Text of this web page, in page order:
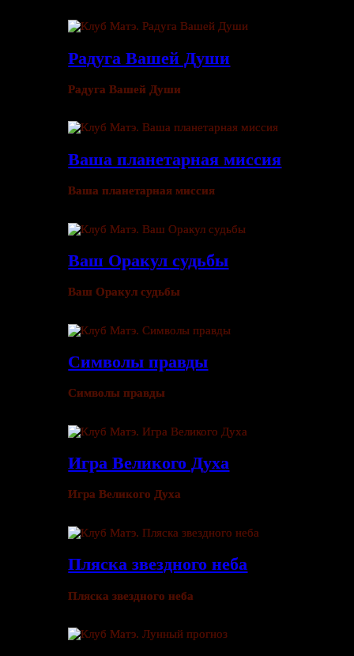
Радуга Вашей Души
Радуга Вашей Души
Ваша планетарная миссия
Ваша планетарная миссия
Ваш Оракул судьбы
Ваш Оракул судьбы
Символы правды
Символы правды
Игра Великого Духа
Игра Великого Духа
Пляска звездного неба
Пляска звездного неба